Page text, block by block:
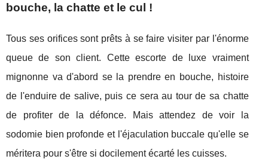
bouche, la chatte et le cul !
Tous ses orifices sont prêts à se faire visiter par l'énorme
queue de son client. Cette escorte de luxe vraiment
mignonne va d'abord se la prendre en bouche, histoire
de l'enduire de salive, puis ce sera au tour de sa chatte
de profiter de la défonce. Mais attendez de voir la
sodomie bien profonde et l'éjaculation buccale qu'elle se
méritera pour s'être si docilement écarté les cuisses.